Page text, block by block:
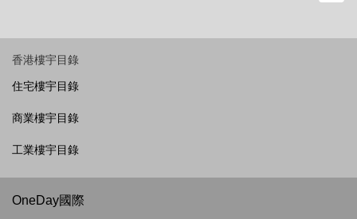
香港樓宇目錄
住宅樓宇目錄
商業樓宇目錄
工業樓宇目錄
OneDay國際